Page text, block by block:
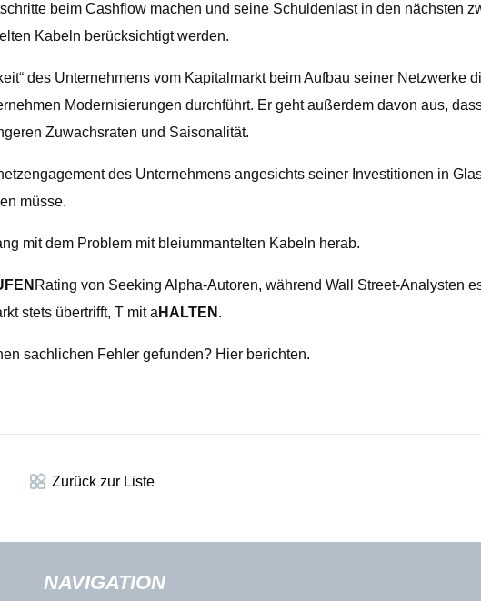
beim Cashflow machen und seine Schuldenlast in den nächsten
Kabeln berücksichtigt werden.
des Unternehmens vom Kapitalmarkt beim Aufbau seiner Netzwerke
Modernisierungen durchführt. Er geht außerdem davon aus,
Zuwachsraten und Saisonalität.
des Unternehmens angesichts seiner Investitionen in
müsse.
mit dem Problem mit bleiummantelten Kabeln herab.
Rating von Seeking Alpha-Autoren, während Wall Street-Analysten
stets übertrifft, T mit aHALTEN .
sachlichen Fehler gefunden? Hier berichten.
Zurück zur Liste
NAVIGATION